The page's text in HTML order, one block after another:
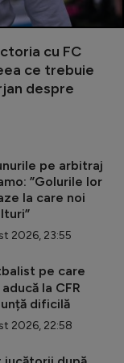
cu FC
ce trebuie
despre
pe arbitraj
”Golurile lor
la care noi
2026, 23:55
pe care
la CFR
dificilă
2026, 22:58